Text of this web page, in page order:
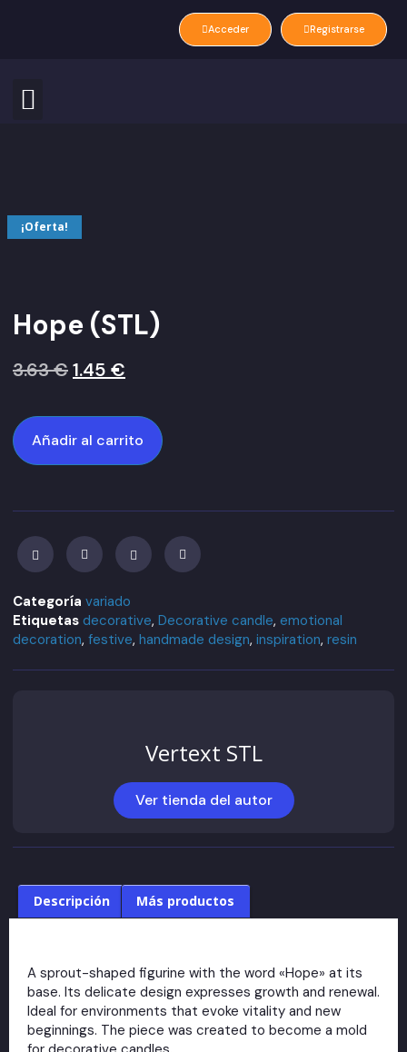
Acceder Registrarse
¡Oferta!
Hope (STL)
3.63€1.45 €
Añadir al carrito
Categoría variado
Etiquetas decorative, Decorative candle, emotional
decoration, festive, handmade design, inspiration, resin
Vertext STL
Ver tienda del autor
Descripción Más productos
A sprout-shaped figurine with the word «Hope» at its
base. Its delicate design expresses growth and renewal.
Ideal for environments that evoke vitality and new
beginnings. The piece was created to become a mold